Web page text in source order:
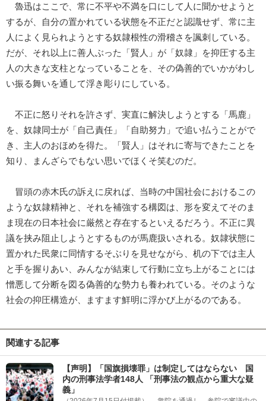
魯迅はここで、常に不平や不満を口にして人に聞かせようと
するが、自分の置かれている状態を不正だと認識せず、常に主
人によく見られようとする奴隷根性の滑稽さを諷刺している。
だが、それ以上に善人ぶった「賢人」が「奴隷」を抑圧する主
人の大きな支柱となっていることを、その偽善的でいかがわし
い振る舞いを通して浮き彫りにしている。
不正に怒りそれを許さず、実直に解決しようとする「馬鹿」
を、奴隷同士が「自己責任」「自助努力」で追い払うことがで
き、主人のおほめを得た。「賢人」はそれに寄与できたことを
知り、まんざらでもない思いでほくそ笑むのだ。
冒頭の赤木氏の訴えに戻れば、当時の中国社会におけるこの
ような奴隷精神と、それを補強する構図は、形を変えてそのま
ま現在の日本社会に厳然と存在するといえるだろう。不正に異
議を挟み阻止しようとするものが馬鹿扱いされる。奴隷状態に
置かれた民衆に同情するそぶりを見せながら、机の下では主人
と手を握りあい、みんなが結束して行動に立ち上がることには
憎悪して分断を図る偽善的な勢力も養われている。そのような
社会の抑圧構造が、ますます鮮明に浮かび上がるのである。
関連する記事
【声明】「国旗損壊罪」は制定してはならない 国
内の刑事法学者148人 「刑事法の観点から重大な疑
義」